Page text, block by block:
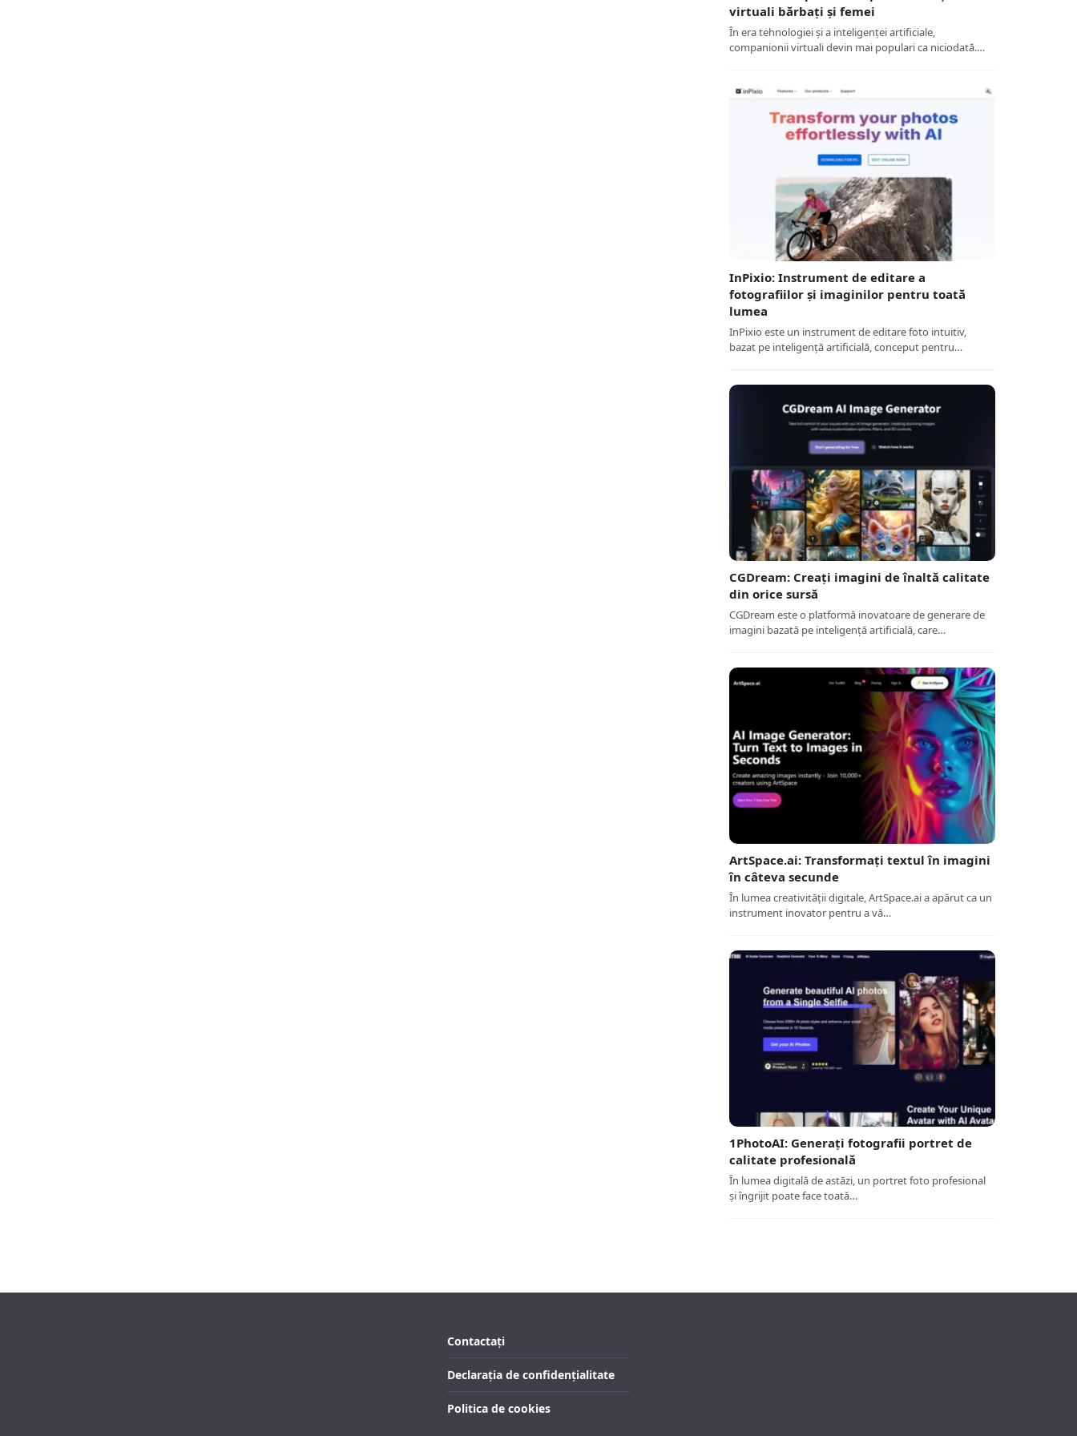
virtuali bărbați și femei
În era tehnologiei și a inteligenței artificiale,
companionii virtuali devin mai populari ca niciodată.…
InPixio: Instrument de editare a
fotografiilor și imaginilor pentru toată
lumea
InPixio este un instrument de editare foto intuitiv,
bazat pe inteligență artificială, conceput pentru…
CGDream: Creați imagini de înaltă calitate
din orice sursă
CGDream este o platformă inovatoare de generare de
imagini bazată pe inteligență artificială, care…
ArtSpace.ai: Transformați textul în imagini
în câteva secunde
În lumea creativității digitale, ArtSpace.ai a apărut ca un
instrument inovator pentru a vă…
1PhotoAI: Generați fotografii portret de
calitate profesională
În lumea digitală de astăzi, un portret foto profesional
și îngrijit poate face toată…
Contactați
Declarația de confidențialitate
Politica de cookies